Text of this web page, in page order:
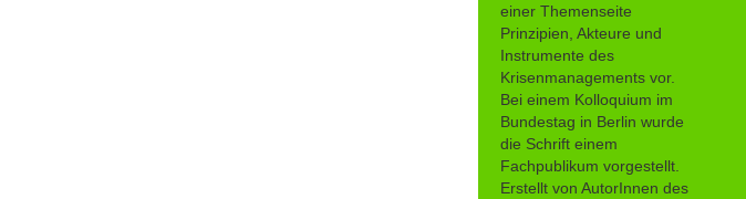
einer Themenseite
Prinzipien, Akteure und
Instrumente des
Krisenmanagements vor.
Bei einem Kolloquium im
Bundestag in Berlin wurde
die Schrift einem
Fachpublikum vorgestellt.
Erstellt von AutorInnen des